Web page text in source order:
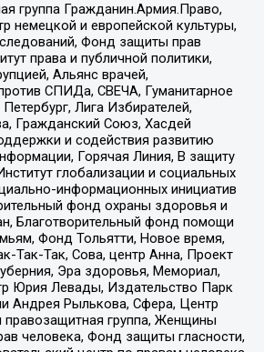
группа Гражданин.Армия.Право,
немецкой и европейской культуры,
Фонд защиты прав
права и публичной политики,
Альянс врачей,
СПИДа, СВЕЧА, Гуманитарное
Лига Избирателей,
Гражданский Союз, Хасдей
и содействия развитию
Горячая Линия, В защиту
глобализации и социальных
информационных инициатив
фонд охраны здоровья и
Благотворительный фонд помощи
Фонд Тольятти, Новое время,
Так-Так, Сова, центр Анна, Проект
Эра здоровья, Мемориал,
Юрия Левады, Издательство Парк
Андрея Рылькова, Сфера, Центр
группа, Женщины
человека, Фонд защиты гласности,